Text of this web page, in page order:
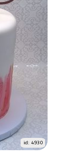
id: 4930